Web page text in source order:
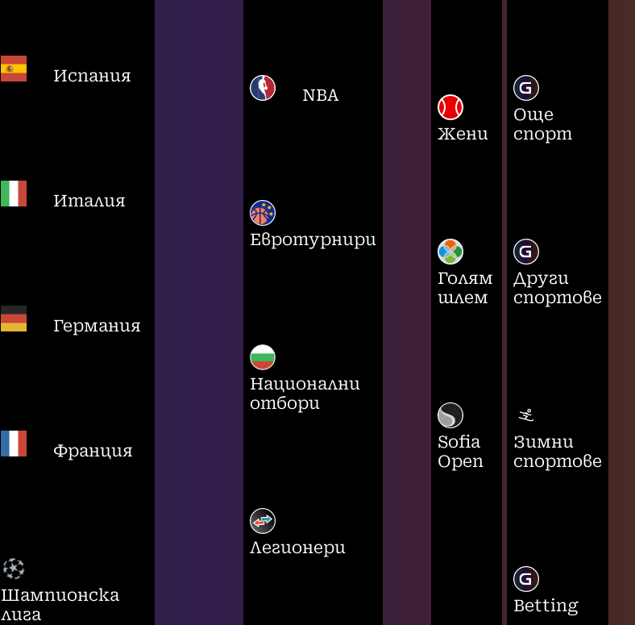
Испания
Италия
Германия
Франция
Шампионска
лига
NBA
Евротурнири
Национални
отбори
Легионери
Жени
Голям
шлем
Sofia
Open
Още
спорт
Други
спортове
Зимни
спортове
Betting